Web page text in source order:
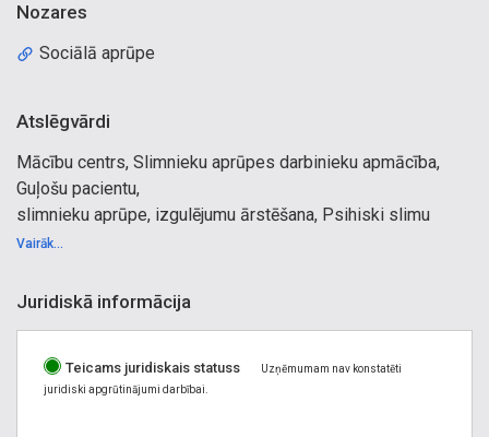
Nozares
Sociālā aprūpe
Atslēgvārdi
Mācību centrs, Slimnieku aprūpes darbinieku apmācība,
Guļošu pacientu,
slimnieku aprūpe, izgulējumu ārstēšana, Psihiski slimu
cilvēku,
apmācīšana,
Supervizors.
Vairāk...
Juridiskā informācija
Teicams juridiskais statuss
Uzņēmumam nav konstatēti
juridiski apgrūtinājumi darbībai.